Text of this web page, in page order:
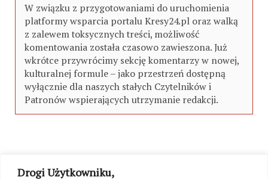
Drogi Użytkowniku,
W związku z przygotowaniami do uruchomienia
platformy wsparcia portalu Kresy24.pl oraz walką
z zalewem toksycznych treści, możliwość
komentowania została czasowo zawieszona. Już
wkrótce przywrócimy sekcję komentarzy w nowej,
kulturalnej formule – jako przestrzeń dostępną
wyłącznie dla naszych stałych Czytelników i
Patronów wspierających utrzymanie redakcji.